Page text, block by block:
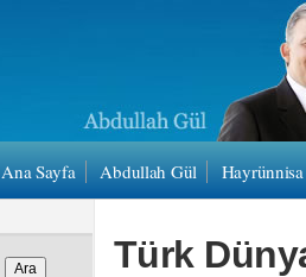
Ana Sayfa Abdullah Gül
Türk